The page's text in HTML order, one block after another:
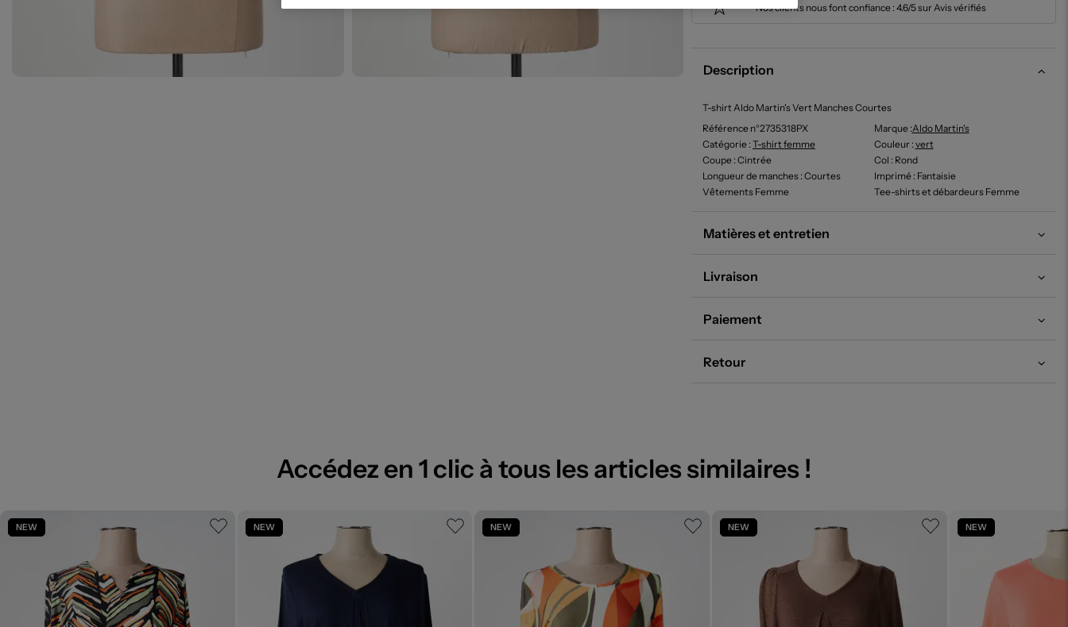
Nos clients nous font confiance : 4.6/5 sur Avis vérifiés
Description
T-shirt Aldo Martin's Vert Manches Courtes
Référence n°2735318PX
Marque :Aldo Martin's
Catégorie : T-shirt femme Couleur : vert
Coupe : Cintrée Col : Rond
Longueur de manches : Courtes Imprimé: Fantaisie
Vêtements Femme
Tee-shirts et débardeurs Femme
Matières et entretien
Livraison
Paiement
Retour
Accédez en 1 clic à tous les articles similaires !
NEW NEW NEW NEW NEW